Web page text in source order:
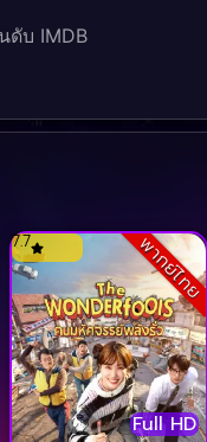
ดับ IMDB
พากย์ไทย
Full HD
7.7